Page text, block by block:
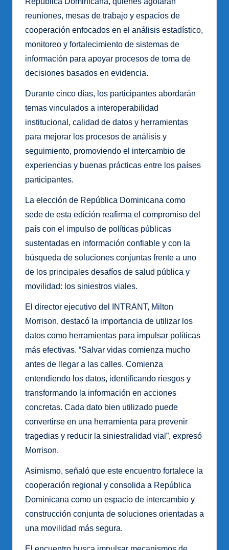
reuniones, mesas de trabajo y espacios de
cooperación enfocados en el análisis estadístico,
monitoreo y fortalecimiento de sistemas de
información para apoyar procesos de toma de
decisiones basados en evidencia.
Durante cinco días, los participantes abordarán
temas vinculados a interoperabilidad
institucional, calidad de datos y herramientas
para mejorar los procesos de análisis y
seguimiento, promoviendo el intercambio de
experiencias y buenas prácticas entre los países
participantes.
La elección de República Dominicana como
sede de esta edición reafirma el compromiso del
país con el impulso de políticas públicas
sustentadas en información confiable y con la
búsqueda de soluciones conjuntas frente a uno
de los principales desafíos de salud pública y
movilidad: los siniestros viales.
El director ejecutivo del INTRANT, Milton
Morrison, destacó la importancia de utilizar los
datos como herramientas para impulsar políticas
más efectivas. “Salvar vidas comienza mucho
antes de llegar a las calles. Comienza
entendiendo los datos, identificando riesgos y
transformando la información en acciones
concretas. Cada dato bien utilizado puede
convertirse en una herramienta para prevenir
tragedias y reducir la siniestralidad vial”, expresó
Morrison.
Asimismo, señaló que este encuentro fortalece la
cooperación regional y consolida a República
Dominicana como un espacio de intercambio y
construcción conjunta de soluciones orientadas a
una movilidad más segura.